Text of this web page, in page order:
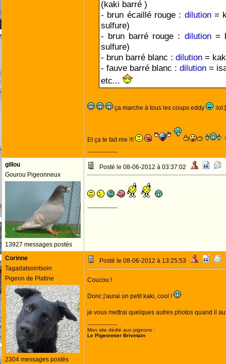
(kaki barré )
- brun écaillé rouge : dilution =
sulfure)
- brun barré rouge : dilution =
sulfure)
- brun barré blanc : dilution =
- fauve barré blanc : dilution =
etc...
ça marche à tous les coups eddy
Et ça te fait rire !!!
--------------------
gillou
Gourou Pigeonneux
13927 messages postés
Posté le 08-06-2012 à 03:37:02
--------------------
Corinne
Tagadatsointsoin
Pigeon de Platine
2304 messages postés
Posté le 08-06-2012 à 13:25:53
Coucou !
Donc j'aurai un petit kaki, cool !
je vous mettrai quelques autres photos quand il
--------------------
Mon site dédié aux pigeons :
Le Pigeonnier Brivetain